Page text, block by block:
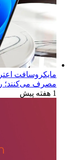
مصرف می‌کنند؛
1 هفته پیش